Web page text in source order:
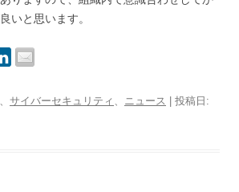
いと思います。
、 サイバーセキュリティ 、 ニュース
| 投稿日: